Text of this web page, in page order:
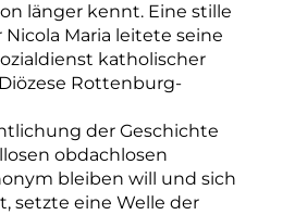
länger kennt. Eine stille
Nicola Maria leitete seine
katholischer
Rottenburg-
der Geschichte
obdachlosen
bleiben will und sich
setzte eine Welle der